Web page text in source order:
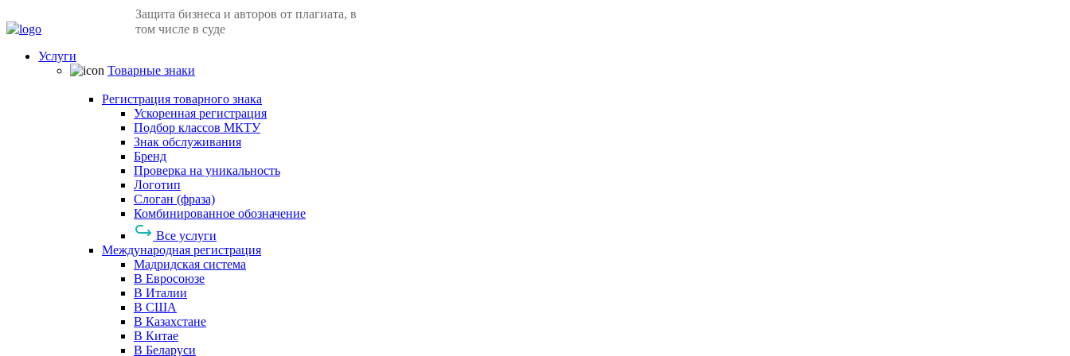
Защита бизнеса и авторов от плагиата, в
том числе в суде
Услуги
Товарные знаки
Регистрация товарного знака
Ускоренная регистрация
Подбор классов МКТУ
Знак обслуживания
Бренд
Проверка на уникальность
Логотип
Слоган (фраза)
Комбинированное обозначение
Все услуги
Международная регистрация
Мадридская система
В Евросоюзе
В Италии
В США
В Казахстане
В Китае
В Беларуси